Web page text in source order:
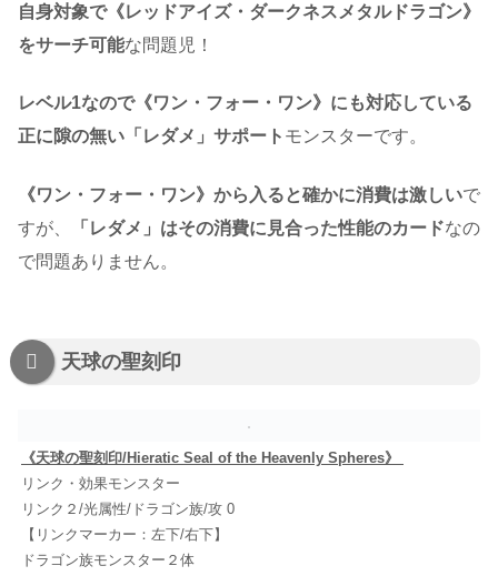
自身対象で《レッドアイズ・ダークネスメタルドラゴン》
をサーチ可能な問題児！
レベル1なので《ワン・フォー・ワン》にも対応している
正に隙の無い「レダメ」サポート モンスターです。
《ワン・フォー・ワン》から入ると確かに消費は激しいで
すが、
「レダメ」はその消費に見合った性能のカードなの
で問題ありません。
天球の聖刻印
《天球の聖刻印/Hieratic Seal of the Heavenly Spheres》
リンク・効果モンスター
リンク２/光属性/ドラゴン族/攻 0
【リンクマーカー：左下/右下】
ドラゴン族モンスター２体